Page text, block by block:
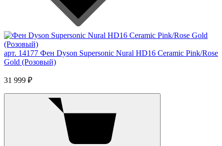
арт. 14177 Фен Dyson Supersonic Nural HD16 Ceramic Pink/Rose
Gold (Розовый)
31 999 ₽